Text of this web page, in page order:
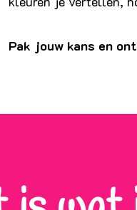
Pak jouw kans en